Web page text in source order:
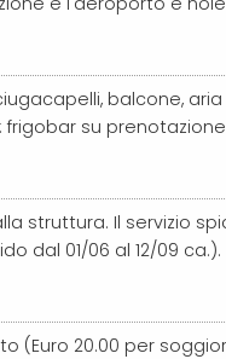
balcone,
su
struttura. Il servizio
dal 01/06 al 12/09 ca.).
(Euro 20.00 per